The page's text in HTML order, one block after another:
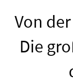
Von
Die